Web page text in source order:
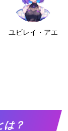
ユビレイ・アエ
は？